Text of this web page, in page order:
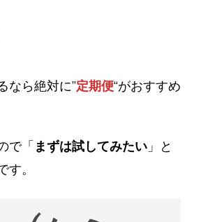
なら絶対に”定期便“がおすすめ
で「まずは試してみたい 」と
。